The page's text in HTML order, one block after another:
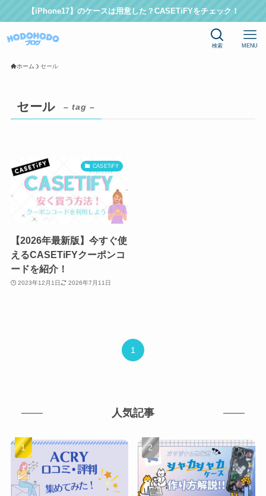
【iPhone17】のケースは用意した？CASETiFYをチェック！
検索 MENU
ホーム セール
セール – tag –
CASETiFY
【2026年最新版】今すぐ使
えるCASETiFYクーポンコ
ードを紹介！
2023年12月1日 2026年7月11日
1
人気記事